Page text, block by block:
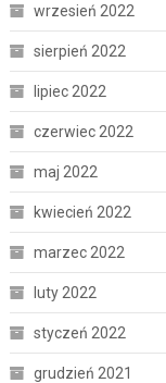
wrzesień 2022
sierpień 2022
lipiec 2022
czerwiec 2022
maj 2022
kwiecień 2022
marzec 2022
luty 2022
styczeń 2022
grudzień 2021